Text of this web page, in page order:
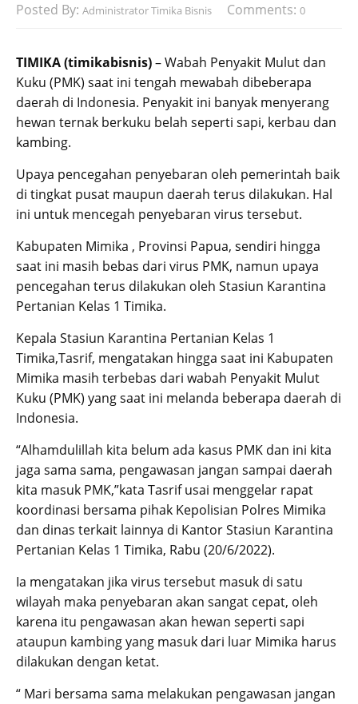
Posted By: Administrator Timika Bisnis Comments: 0
TIMIKA (timikabisnis)– Wabah Penyakit Mulut dan
Kuku (PMK) saat ini tengah mewabah dibeberapa
daerah di Indonesia. Penyakit ini banyak menyerang
hewan ternak berkuku belah seperti sapi, kerbau dan
kambing.
Upaya pencegahan penyebaran oleh pemerintah baik
di tingkat pusat maupun daerah terus dilakukan. Hal
ini untuk mencegah penyebaran virus tersebut.
Kabupaten Mimika , Provinsi Papua, sendiri hingga
saat ini masih bebas dari virus PMK, namun upaya
pencegahan terus dilakukan oleh Stasiun Karantina
Pertanian Kelas 1 Timika.
Kepala Stasiun Karantina Pertanian Kelas 1
Timika,Tasrif, mengatakan hingga saat ini Kabupaten
Mimika masih terbebas dari wabah Penyakit Mulut
Kuku (PMK) yang saat ini melanda beberapa daerah di
Indonesia.
“Alhamdulillah kita belum ada kasus PMK dan ini kita
jaga sama sama, pengawasan jangan sampai daerah
kita masuk PMK,”kata Tasrif usai menggelar rapat
koordinasi bersama pihak Kepolisian Polres Mimika
dan dinas terkait lainnya di Kantor Stasiun Karantina
Pertanian Kelas 1 Timika, Rabu (20/6/2022).
Ia mengatakan jika virus tersebut masuk di satu
wilayah maka penyebaran akan sangat cepat, oleh
karena itu pengawasan akan hewan seperti sapi
ataupun kambing yang masuk dari luar Mimika harus
dilakukan dengan ketat.
“ Mari bersama sama melakukan pengawasan jangan